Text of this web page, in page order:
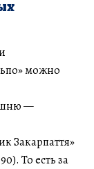
можно
—
Закарпаття»
То есть за